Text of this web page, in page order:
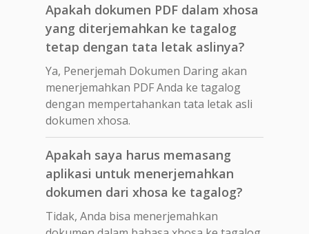
Apakah dokumen PDF dalam xhosa
yang diterjemahkan ke tagalog
tetap dengan tata letak aslinya?
Ya, Penerjemah Dokumen Daring akan
menerjemahkan PDF Anda ke tagalog
dengan mempertahankan tata letak asli
dokumen xhosa.
Apakah saya harus memasang
aplikasi untuk menerjemahkan
dokumen dari xhosa ke tagalog?
Tidak, Anda bisa menerjemahkan